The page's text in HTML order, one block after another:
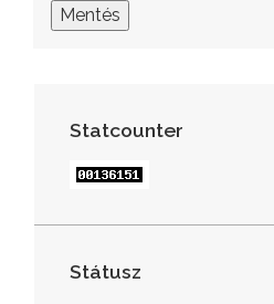
Mentés
Statcounter
Státusz